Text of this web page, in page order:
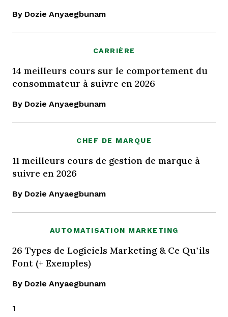
By Dozie Anyaegbunam
CARRIÈRE
14 meilleurs cours sur le comportement du
consommateur à suivre en 2026
By Dozie Anyaegbunam
CHEF DE MARQUE
11 meilleurs cours de gestion de marque à
suivre en 2026
By Dozie Anyaegbunam
AUTOMATISATION MARKETING
26 Types de Logiciels Marketing & Ce Qu’ils
Font (+ Exemples)
By Dozie Anyaegbunam
1